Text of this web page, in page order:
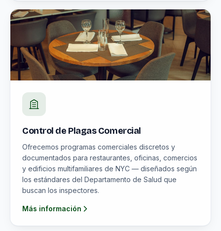
Control de Plagas Comercial
Ofrecemos programas comerciales discretos y
documentados para restaurantes, oficinas, comercios
y edificios multifamiliares de NYC — diseñados según
los estándares del Departamento de Salud que
buscan los inspectores.
Más información